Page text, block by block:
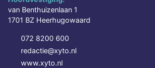
van Benthuizenlaan 1
1701 BZ Heerhugowaard
072 8200 600
redactie@xyto.nl
www.xyto.nl